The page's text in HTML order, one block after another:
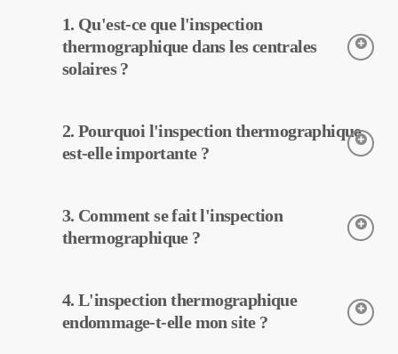
1. Qu'est-ce que l'inspection
thermographique dans les centrales
solaires ?
détecter les températures des équipements dans les centrales
solaires. Grâce à cette inspection, les pannes potentielles peuvent
2. Pourquoi l'inspection thermographique
est-elle importante ?
équipements dans les centrales solaires. Avec la détection
précoce des pannes et l’entretien préventif, les coûts
3. Comment se fait l'inspection
thermographique ?
thermiques. Ces caméras détectent les températures des
équipements, et ces données sont traitées et rapportées par
4. L'inspection thermographique
endommage-t-elle mon site ?